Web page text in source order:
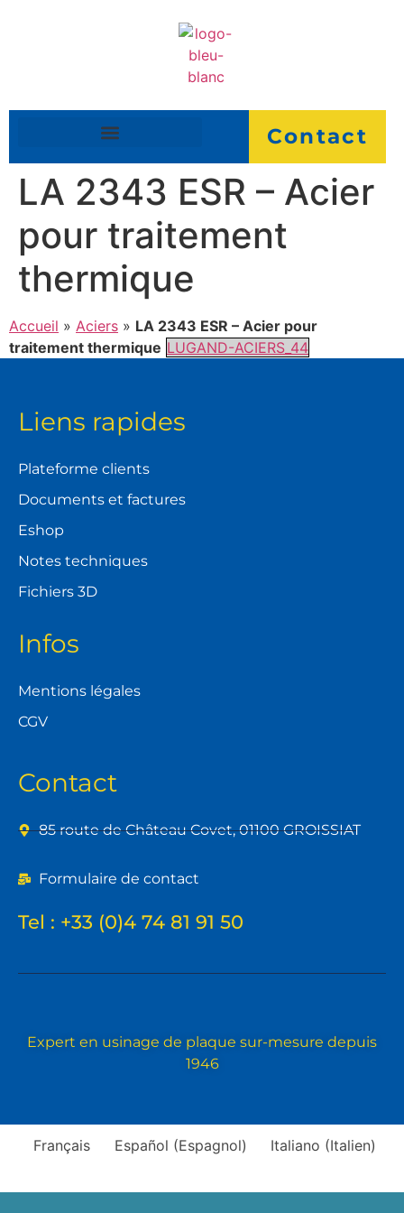
Contact
LA 2343 ESR – Acier
pour traitement
thermique
Accueil » Aciers » LA 2343 ESR – Acier pour
traitement thermique LUGAND-ACIERS_44
Liens rapides
Plateforme clients
Documents et factures
Eshop
Notes techniques
Fichiers 3D
Infos
Mentions légales
CGV
Contact
85 route de Château Covet, 01100 GROISSIAT
Formulaire de contact
Tel : +33 (0)4 74 81 91 50
Expert en usinage de plaque sur-mesure depuis
1946
Français Español (Espagnol) Italiano (Italien)